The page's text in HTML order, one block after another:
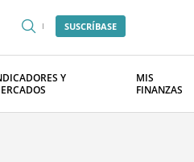
SUSCRÍBASE
Y
MIS
FINANZAS